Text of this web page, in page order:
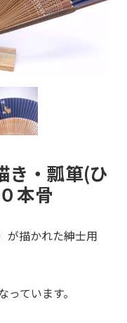
き・瓢箪(ひ
本骨
が描かれた紳士用
ています。